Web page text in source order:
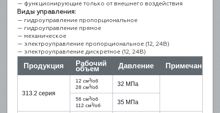
функционирующие только от внешнего воздействия
Виды управления:
гидроуправление пропорциональное
гидроуправление прямое
механическое
электроуправление пропорциональное (12, 24В)
электроуправление дискретное (12, 24В)
Продукция Рабочий
объем Давление Примечание
313.2 серия
12 см3/об
28 см3/об
32 МПа
56 см3/об
112 см3/об
35 МПа